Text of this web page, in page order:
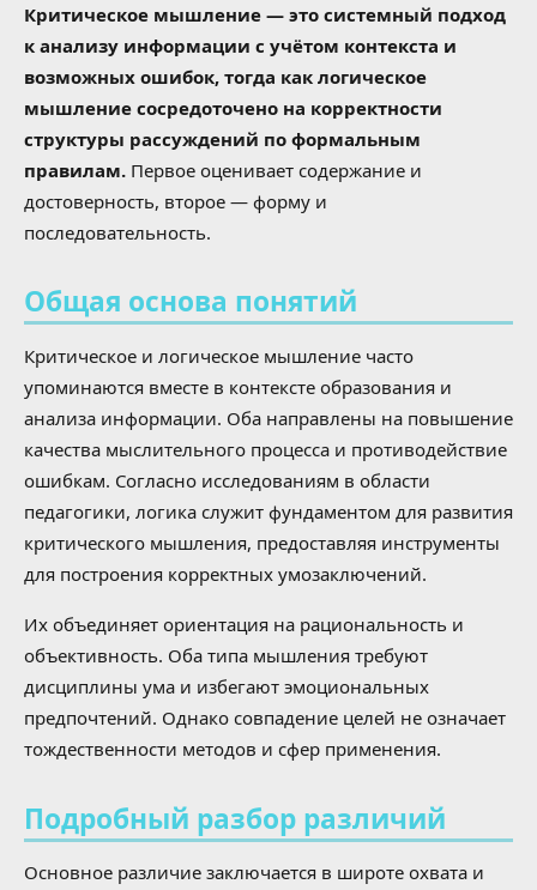
Критическое мышление — это системный подход
к анализу информации с учётом контекста и
возможных ошибок, тогда как логическое
мышление сосредоточено на корректности
структуры рассуждений по формальным
правилам. Первое оценивает содержание и
достоверность, второе — форму и
последовательность.
Общая основа понятий
Критическое и логическое мышление часто
упоминаются вместе в контексте образования и
анализа информации. Оба направлены на повышение
качества мыслительного процесса и противодействие
ошибкам. Согласно исследованиям в области
педагогики, логика служит фундаментом для развития
критического мышления, предоставляя инструменты
для построения корректных умозаключений.
Их объединяет ориентация на рациональность и
объективность. Оба типа мышления требуют
дисциплины ума и избегают эмоциональных
предпочтений. Однако совпадение целей не означает
тождественности методов и сфер применения.
Подробный разбор различий
Основное различие заключается в широте охвата и